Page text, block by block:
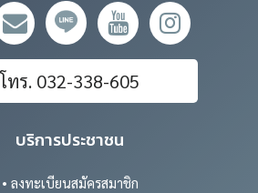
โทร. 032-338-605
บริการประชาชน
• ลงทะเบียนสมัครสมาชิก